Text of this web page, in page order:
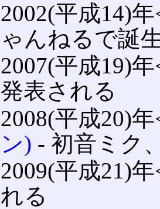
2002(平成14)
ゃんねるで誕
2007(平成19)
発表される
2008(平成20)
ン) ‐ 初音ミク
2009(平成21)
れる